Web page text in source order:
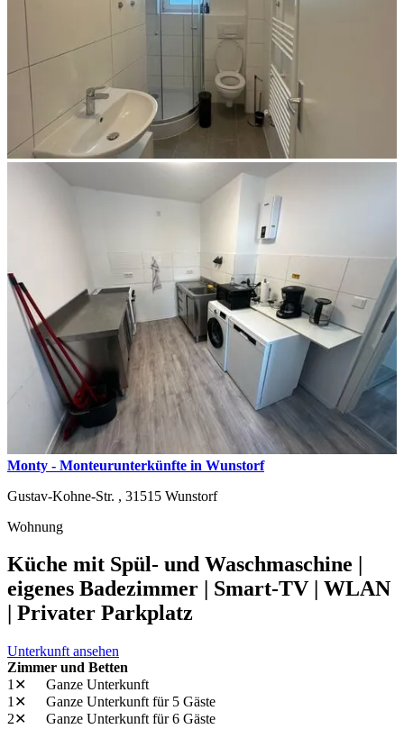
Monty - Monteurunterkünfte in Wunstorf
Gustav-Kohne-Str. , 31515 Wunstorf
Wohnung
Küche mit Spül- und Waschmaschine |
eigenes Badezimmer | Smart-TV | WLAN
| Privater Parkplatz
Unterkunft ansehen
Zimmer und Betten
1✕
Ganze Unterkunft
1✕
Ganze Unterkunft für 5 Gäste
2✕
Ganze Unterkunft für 6 Gäste